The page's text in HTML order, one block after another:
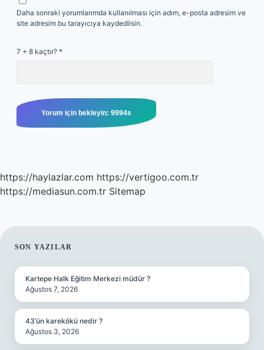
Daha sonraki yorumlarımda kullanılması için adım, e-posta adresim ve
site adresim bu tarayıcıya kaydedilsin.
7 + 8 kaçtır? *
https://haylazlar.com https://vertigoo.com.tr
https://mediasun.com.tr Sitemap
SIDEBAR
SON YAZILAR
Kartepe Halk Eğitim Merkezi müdür ?
Ağustos 7, 2026
43’ün karekökü nedir ?
Ağustos 3, 2026